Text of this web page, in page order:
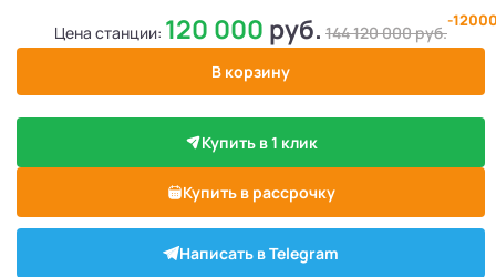
Цена станции: 120 000 руб. 144 120 000руб.
-
В корзину
Купить в 1 клик
Купить в рассрочку
Написать в Telegram